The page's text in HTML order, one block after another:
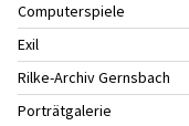
Computerspiele
Exil
Rilke-Archiv Gernsbach
Porträtgalerie